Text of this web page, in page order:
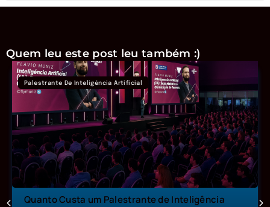
Quem leu este post leu também :)
Palestrante De Inteligência Artificial
Quanto Custa um Palestrante de Inteligência